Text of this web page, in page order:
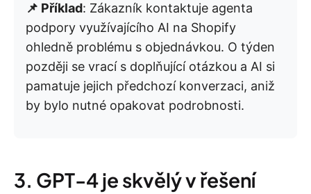
📌 Příklad: Zákazník kontaktuje agenta
podpory využívajícího AI na Shopify
ohledně problému s objednávkou. O týden
později se vrací s doplňující otázkou a AI si
pamatuje jejich předchozí konverzaci, aniž
by bylo nutné opakovat podrobnosti.
3. GPT-4 je skvělý v řešení